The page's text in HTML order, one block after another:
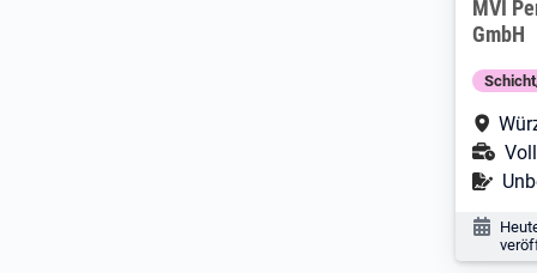
MVI
GmbH